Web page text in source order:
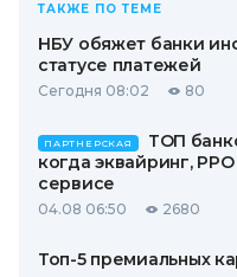
ТАКЖЕ ПО ТЕМЕ
НБУ обяжет банки
статусе платежей
Сегодня 08:02 80
ПАРТНЕРСКАЯ
ТОП
когда эквайринг,
сервисе
04.08 06:50 2680
Топ-5 премиальных